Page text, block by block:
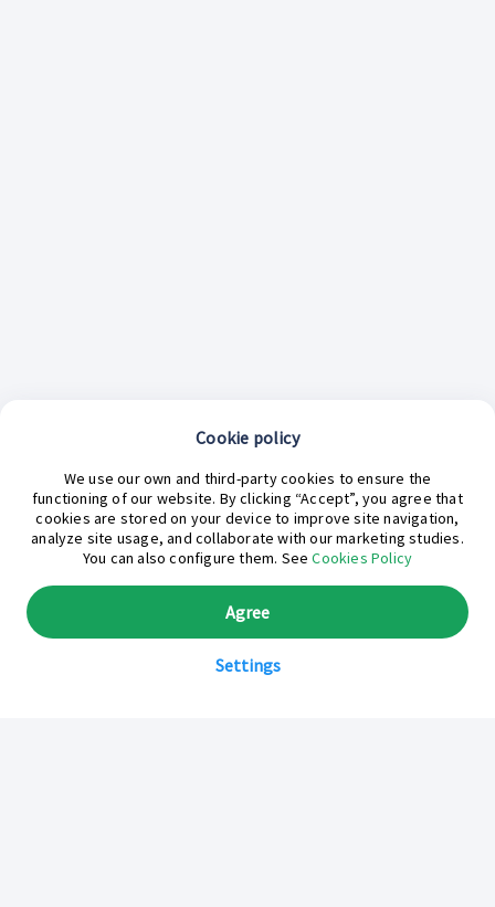
¿En qué podemos ayudarte hoy?
Cookie policy
We use our own and third-party cookies to ensure the
functioning of our website. By clicking “Accept”, you agree that
cookies are stored on your device to improve site navigation,
analyze site usage, and collaborate with our marketing studies.
You can also configure them. SeeCookies Policy
Settings
Agree